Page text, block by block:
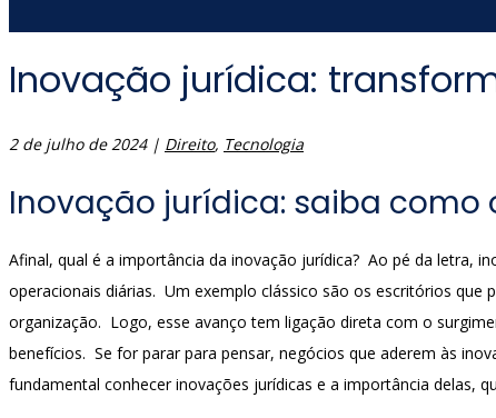
Inovação jurídica:
2 de julho de 2024| Direito, Tecnologia
Inovação jurídica: saiba como
Afinal, qual é a importância da inovação jurídica? Ao pé da letra,
operacionais diárias. Um exemplo clássico são os escritórios que
organização. Logo, esse avanço tem ligação direta com o
benefícios. Se for parar para pensar, negócios que aderem às
fundamental conhecer inovações jurídicas e a importância delas,